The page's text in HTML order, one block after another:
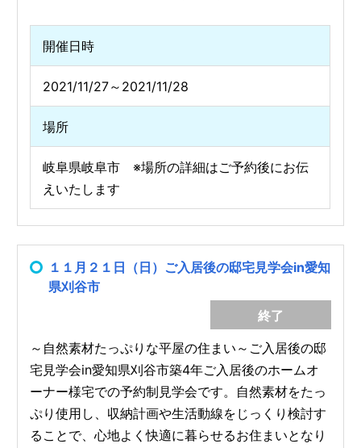
開催日時
2021/11/27～2021/11/28
場所
岐阜県岐阜市 ※場所の詳細はご予約後にお伝
えいたします
１１月２１日（日）ご入居後の邸宅見学会in愛知
県刈谷市
終了
～自然素材たっぷりな平屋の住まい～ご入居後の邸
宅見学会in愛知県刈谷市築4年ご入居後のホームオ
ーナー様宅での予約制見学会です。自然素材をたっ
ぷり使用し、収納計画や生活動線をじっくり検討す
ることで、心地よく快適に暮らせるお住まいとなり